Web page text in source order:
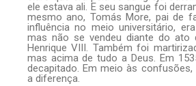
ele estava ali. E seu sangue foi
mesmo ano, Tomás More, pai de
influência no meio universitário,
mas não se vendeu diante do ato
Henrique VIII. Também foi
mas acima de tudo a Deus. Em
decapitado. Em meio às
a diferença.